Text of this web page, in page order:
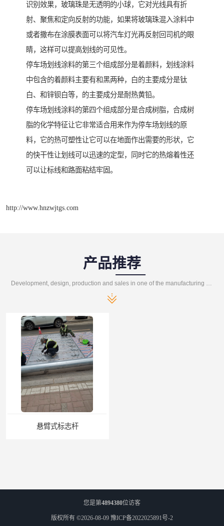
识别效果，玻璃珠是无透明的小球，它对光线具有折
射、聚焦和定向反射的功能，如果将玻璃珠混入涂料中
或者撒布在涂膜表面可以将汽车灯光再反射回司机的眼
睛，这样可以提高划线的可见性。
停车场划线涂料的第三个组成部分是着颜料，划线涂料
中包含的着颜料主要有和黑两种，白的主要成分是钛
白、和锌钡白等，的主要成分是耐热黄铅。
停车场划线涂料的第四个组成部分是合成树脂，合成树
脂的化学特征让它非常适合用来作为停车场划线的原
料，它的热可塑性让它可以在地面作出需要的形状，它
的快干性让划线可以迅速的定型，同时它的热熔着性还
可以让标线和路面粘结牢固。
http://www.hnzwjtgs.com
产品推荐
悬臂式标志杆
您是第4894380位访客
版权所有 ©2026-08-09 豫ICP备2022025891号-2